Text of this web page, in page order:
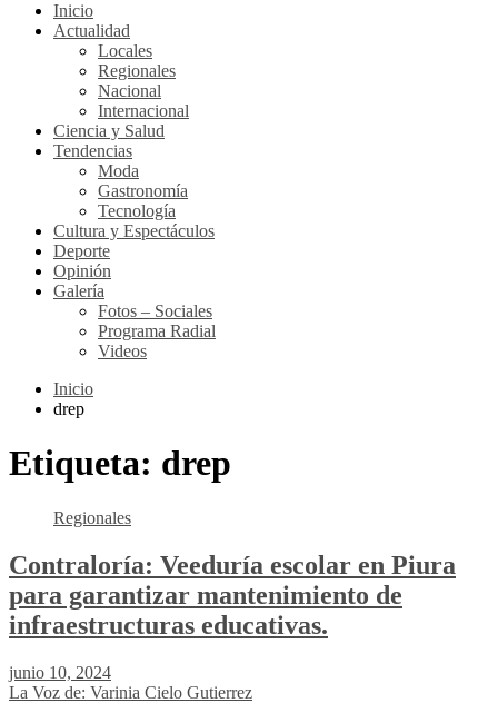
Inicio
Actualidad
Locales
Regionales
Nacional
Internacional
Ciencia y Salud
Tendencias
Moda
Gastronomía
Tecnología
Cultura y Espectáculos
Deporte
Opinión
Galería
Fotos – Sociales
Programa Radial
Videos
Inicio
drep
Etiqueta: drep
Regionales
Contraloría: Veeduría escolar en Piura
para garantizar mantenimiento de
infraestructuras educativas.
junio 10, 2024
La Voz de: Varinia Cielo Gutierrez